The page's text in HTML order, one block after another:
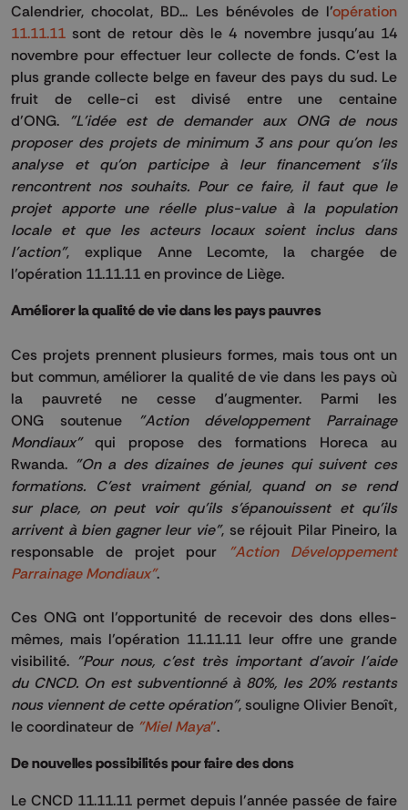
Calendrier, chocolat, BD... Les bénévoles de l’opération
11.11.11 sont de retour dès le 4 novembre jusqu’au 14
novembre pour effectuer leur collecte de fonds. C’est la
plus grande collecte belge en faveur des pays du sud.Le
fruit de celle-ci est divisé entre une centaine
d’ONG.
"L'idée est de demander aux ONG de nous
proposer des projets de minimum 3 ans pour qu'on les
analyse et qu'on participe à leur financement s'ils
rencontrent nos souhaits. Pour ce faire, il faut que le
projet apporte une réelle plus-value à la population
locale et que les acteurs locaux soient inclus dans
l'action", explique Anne Lecomte, la chargée de
l’opération 11.11.11 en province de Liège.
Améliorer la qualité de vie dans les pays pauvres
Ces projets prennent plusieurs formes, mais tous ont un
but commun, améliorer la qualité de vie dans les pays où
la pauvreté ne cesse d’augmenter. Parmi les
ONG soutenue
"Action développement Parrainage
Mondiaux"qui propose des formations Horeca au
Rwanda. "On a des dizaines de jeunes qui suivent ces
formations. C'est vraiment génial, quand on se rend
sur place, on peut voir qu'ils s'épanouissent et qu'ils
arrivent à bien gagner leur vie", se réjouit Pilar Pineiro, la
responsable de projet pour "Action Développement
Parrainage Mondiaux".
Ces ONG ont l’opportunité de recevoir des dons elles-
mêmes, mais l’opération 11.11.11 leur offre une grande
visibilité. "Pour nous, c'est très important d'avoir l'aide
du CNCD. On est subventionné à 80%, les 20%restants
nous viennent de cette opération", souligne Olivier Benoît,
le coordinateur de "Miel Maya".
De nouvelles possibilités pour faire des dons
Le CNCD 11.11.11permet depuis l’année passée de faire